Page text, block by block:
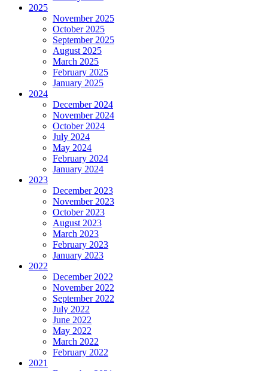
2025
November 2025
October 2025
September 2025
August 2025
March 2025
February 2025
January 2025
2024
December 2024
November 2024
October 2024
July 2024
May 2024
February 2024
January 2024
2023
December 2023
November 2023
October 2023
August 2023
March 2023
February 2023
January 2023
2022
December 2022
November 2022
September 2022
July 2022
June 2022
May 2022
March 2022
February 2022
2021